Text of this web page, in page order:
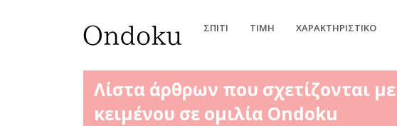
ΣΠΊΤΙ ΤΙΜΉ ΧΑΡΑΚΤΗΡΙΣΤΙΚΌ
Λίστα άρθρων που σχετίζονται
κειμένου σε ομιλία Ondoku